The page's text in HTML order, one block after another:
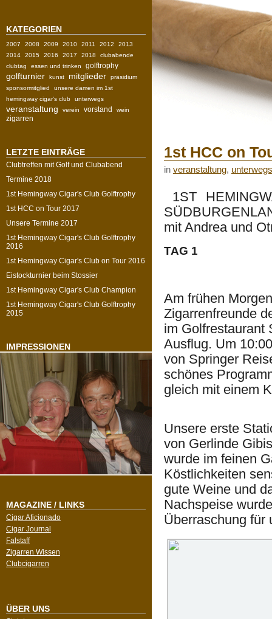
KATEGORIEN
2007 2008 2009 2010 2011 2012
2013
2014
2015 2016 2017 2018
clubabende
clubtag
essen und trinken golftrophy
golfturnier kunst mitglieder
präsidium
sponsormitglied
unsere damen im 1st
hemingway cigar's club
unterwegs
veranstaltung verein vorstand wein
zigarren
LETZTE EINTRÄGE
Clubtreffen mit Golf und Clubabend
Termine 2018
1st Hemingway Cigar's Club Golftrophy
1st HCC on Tour 2017
Unsere Termine 2017
1st Hemingway Cigar's Club Golftrophy
2016
1st Hemingway Cigar's Club on Tour 2016
Eistockturnier beim Stossier
1st Hemingway Cigar's Club Champion
1st Hemingway Cigar's Club Golftrophy
2015
IMPRESSIONEN
MAGAZINE / LINKS
Cigar Aficionado
Cigar Journal
Falstaff
Zigarren Wissen
Clubcigarren
ÜBER UNS
1st HCC on
in veranstaltung, unterwegs
1ST
mit Andrea und
TAG 1
Am frühen
Zigarrenfreunde
im Golfrestaurant
Ausflug. Um
von Springer
schönes
gleich mit einem
Unsere erste
von Gerlinde
wurde im feinen
Köstlichkeiten
gute Weine und
Nachspeise
Überraschung für